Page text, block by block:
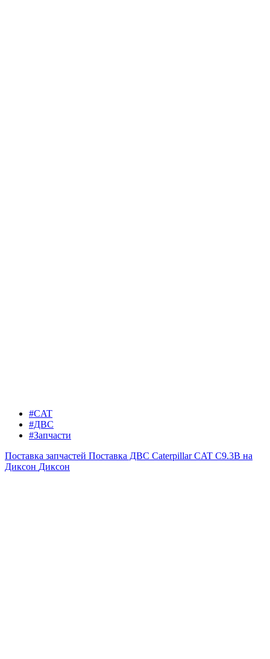
#CAT
#ДВС
#Запчасти
Поставка запчастей Поставка ДВС Caterpillar CAT C9.3B на
Диксон Диксон